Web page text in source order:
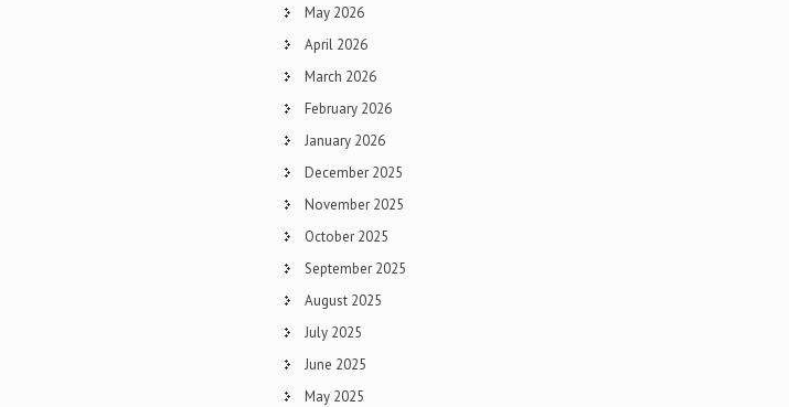
May 2026
April 2026
March 2026
February 2026
January 2026
December 2025
November 2025
October 2025
September 2025
August 2025
July 2025
June 2025
May 2025